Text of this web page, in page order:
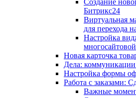
Создание
Битрикс24
Виртуальная
для перехода
Настройка
Новая карточка
Дела:
Настройка формы
Работа с заказами:
Важные